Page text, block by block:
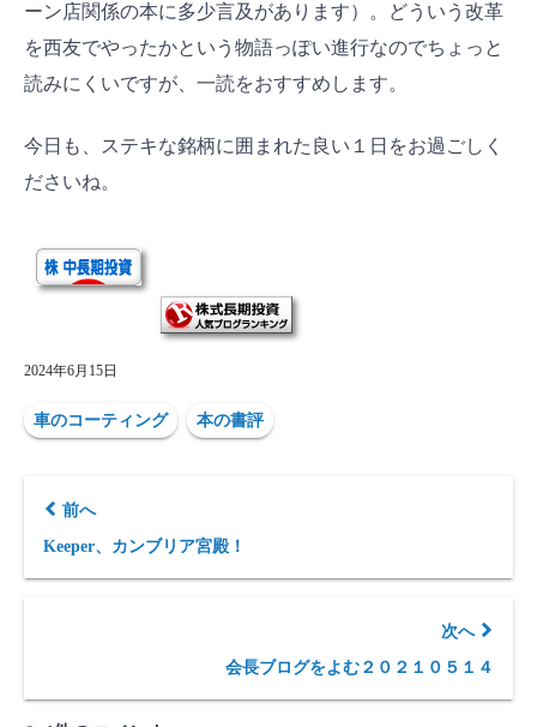
ーン店関係の本に多少言及があります）。どういう改革
を西友でやったかという物語っぽい進行なのでちょっと
読みにくいですが、一読をおすすめします。
今日も、ステキな銘柄に囲まれた良い１日をお過ごしく
ださいね。
2024年6月15日
車のコーティング 本の書評
前へ
Keeper、カンブリア宮殿！
次へ
会長ブログをよむ２０２１０５１４